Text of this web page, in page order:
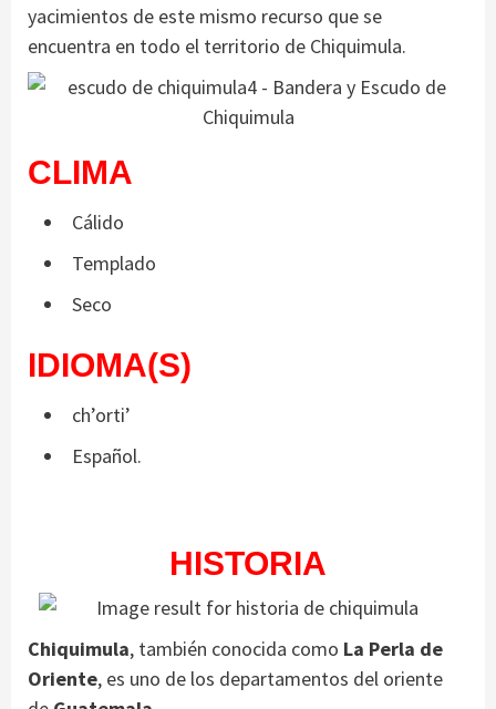
yacimientos de este mismo recurso que se
encuentra en todo el territorio de Chiquimula.
CLIMA
Cálido
Templado
Seco
IDIOMA(S)
ch’orti’
Español.
HISTORIA
Chiquimula, también conocida como La Perla de
Oriente, es uno de los departamentos del oriente